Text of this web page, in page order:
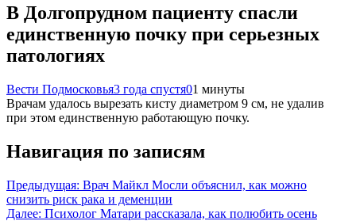
В Долгопрудном пациенту спасли
единственную почку при серьезных
патологиях
Вести Подмосковья3 года спустя01 минуты
Врачам удалось вырезать кисту диаметром 9 см, не удалив
при этом единственную работающую почку.
Навигация по записям
Предыдущая: Врач Майкл Мосли объяснил, как можно
снизить риск рака и деменции
Далее: Психолог Матари рассказала, как полюбить осень